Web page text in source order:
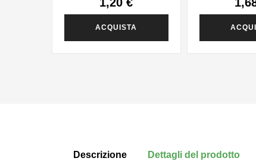
1,20 €
ACQUISTA
Descrizione Dettagli del prodotto